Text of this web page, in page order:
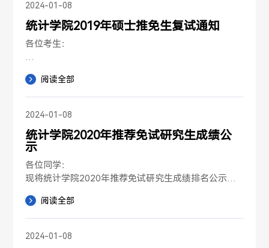
2024-01-08
统计学院2019年硕士推免生复试通知
各位考生：
在西南财经大学柳林校区进行，现将具体事宜通知如
下：
二、报到地点：柳林校区通博楼B座110室
三、报到时申请...
阅读全部
2024-01-08
统计学院2020年推荐免试研究生成绩公
示
各位同学：
现将统计学院2020年推荐免试研究生成绩排名公示如
如有异议，请联系87092207或辅导员。
附件：统计学院2020年推荐免试研究生成绩及排名.xlsx
阅读全部
2024-01-08